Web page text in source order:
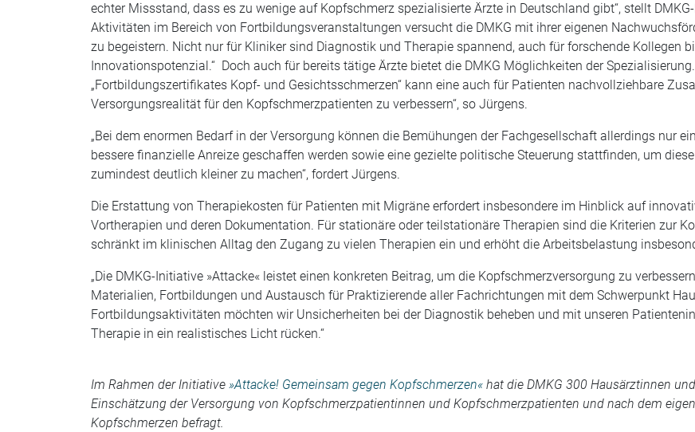
echter Missstand, dass es zu wenige auf Kopfschmerz spezialisierte Ärzte in Deutschland gibt“, stellt
Aktivitäten im Bereich von Fortbildungsveranstaltungen versucht die DMKG mit ihrer eigenen
zu begeistern. Nicht nur für Kliniker sind Diagnostik und Therapie spannend, auch für forschende Kollegen
Innovationspotenzial.“ Doch auch für bereits tätige Ärzte bietet die DMKG Möglichkeiten der
„Fortbildungszertifikates Kopf- und Gesichtsschmerzen“ kann eine auch für Patienten nachvollziehbare
Versorgungsrealität für den Kopfschmerzpatienten zu verbessern“, so Jürgens.
„Bei dem enormen Bedarf in der Versorgung können die Bemühungen der Fachgesellschaft allerdings nur
bessere finanzielle Anreize geschaffen werden sowie eine gezielte politische Steuerung stattfinden, um
zumindest deutlich kleiner zu machen“, fordert Jürgens.
Die Erstattung von Therapiekosten für Patienten mit Migräne erfordert insbesondere im Hinblick auf
Vortherapien und deren Dokumentation. Für stationäre oder teilstationäre Therapien sind die Kriterien zur
schränkt im klinischen Alltag den Zugang zu vielen Therapien ein und erhöht die Arbeitsbelastung
„Die DMKG-Initiative »Attacke« leistet einen konkreten Beitrag, um die Kopfschmerzversorgung zu
Materialien, Fortbildungen und Austausch für Praktizierende aller Fachrichtungen mit dem Schwerpunkt
Fortbildungsaktivitäten möchten wir Unsicherheiten bei der Diagnostik beheben und mit unseren
Therapie in ein realistisches Licht rücken.“
Im Rahmen der Initiative »Attacke! Gemeinsam gegen Kopfschmerzen« hat die DMKG 300 Hausärztinnen
Einschätzung der Versorgung von Kopfschmerzpatientinnen und Kopfschmerzpatienten und nach dem
Kopfschmerzen befragt.